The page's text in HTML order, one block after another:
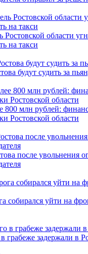
области
на такси
будут судить за
800 млн рублей:
Ростовской области
после увольнения
собирался уйти на
грабеже задержали в